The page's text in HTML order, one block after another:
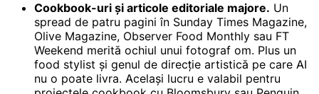
Cookbook-uri și articole editoriale majore. Un
spread de patru pagini în Sunday Times Magazine,
Olive Magazine, Observer Food Monthly sau FT
Weekend merită ochiul unui fotograf om. Plus un
food stylist și genul de direcție artistică pe care AI
nu o poate livra. Același lucru e valabil pentru